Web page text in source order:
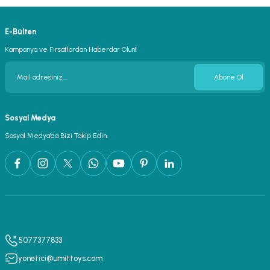
E-Bülten
Kampanya ve Fırsatlardan Haberdar Olun!
Abone Ol
Sosyal Medya
Sosyal Medya’da Bizi Takip Edin.
5077377833
yonetici@umittoys.com